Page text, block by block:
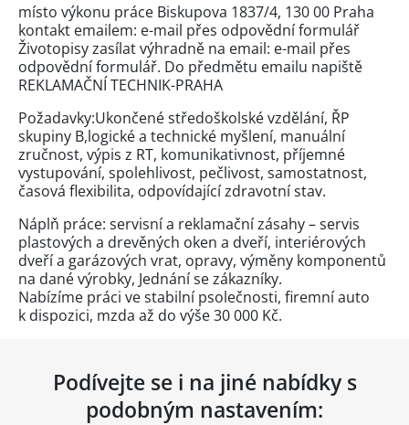
místo výkonu práce Biskupova 1837/4, 130 00 Praha
kontakt emailem: e-mail přes odpovědní formulář
Životopisy zasílat výhradně na email: e-mail přes
odpovědní formulář. Do předmětu emailu napiště
REKLAMAČNÍ TECHNIK-PRAHA
Požadavky:Ukončené středoškolské vzdělání, ŘP
skupiny B,logické a technické myšlení, manuální
zručnost, výpis z RT, komunikativnost, příjemné
vystupování, spolehlivost, pečlivost, samostatnost,
časová flexibilita, odpovídající zdravotní stav.
Náplň práce: servisní a reklamační zásahy – servis
plastových a drevěných oken a dveří, interiérových
dveří a garázových vrat, opravy, výměny komponentů
na dané výrobky, Jednání se zákazníky.
Nabízíme práci ve stabilní psolečnosti, firemní auto
k dispozici, mzda až do výše 30 000 Kč.
Podívejte se i na jiné nabídky s
podobným nastavením: